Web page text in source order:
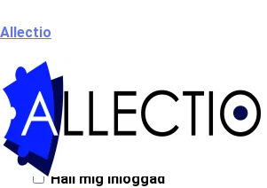
till
Allectio
Välkommen till Allectio!
Håll mig inloggad